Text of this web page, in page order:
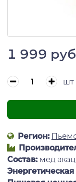
1 999
шт
Регион:
Состав: мед